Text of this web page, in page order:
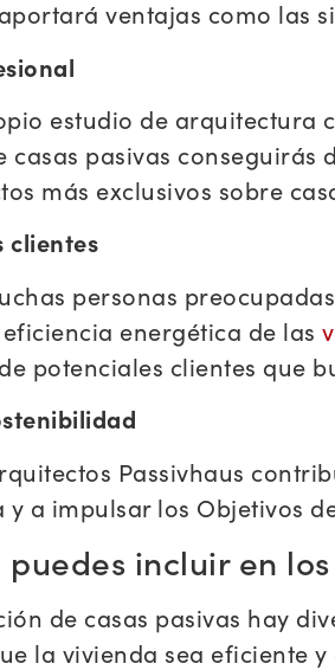
ventajas como las
estudio de arquitectura
casas pasivas
más exclusivos sobre
clientes
personas
energética de las
potenciales clientes que
Passivhaus
a impulsar los Objetivos
incluir en
de casas pasivas hay
la vivienda sea eficiente